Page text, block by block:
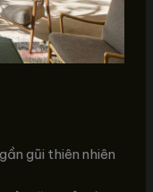
gũi thiên nhiên